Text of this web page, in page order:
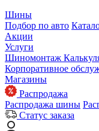
Шины
Подбор по авто
Акции
Услуги
Шиномонтаж
Корпоративное
Магазины
Распродажа
Распродажа шины
Статус заказа